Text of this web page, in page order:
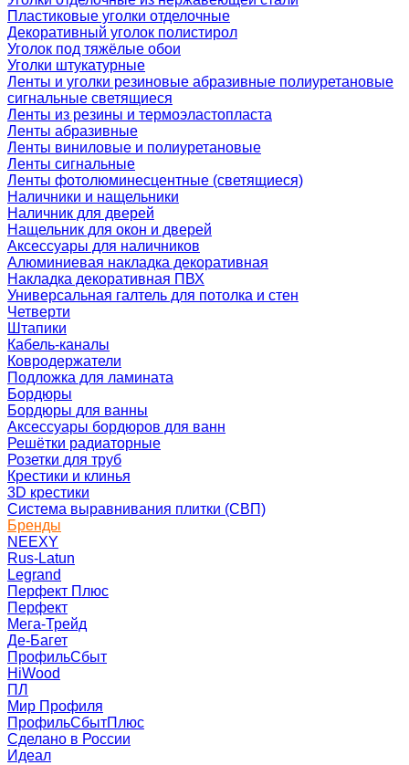
Пластиковые уголки отделочные
Декоративный уголок полистирол
Уголок под тяжёлые обои
Уголки штукатурные
Ленты и уголки резиновые абразивные полиуретановые
сигнальные светящиеся
Ленты из резины и термоэластопласта
Ленты абразивные
Ленты виниловые и полиуретановые
Ленты сигнальные
Ленты фотолюминесцентные (светящиеся)
Наличники и нащельники
Наличник для дверей
Нащельник для окон и дверей
Аксессуары для наличников
Алюминиевая накладка декоративная
Накладка декоративная ПВХ
Универсальная галтель для потолка и стен
Четверти
Штапики
Кабель-каналы
Ковродержатели
Подложка для ламината
Бордюры
Бордюры для ванны
Аксессуары бордюров для ванн
Решётки радиаторные
Розетки для труб
Крестики и клинья
3D крестики
Система выравнивания плитки (СВП)
Бренды
NEEXY
Rus-Latun
Legrand
Перфект Плюс
Перфект
Мега-Трейд
Де-Багет
ПрофильСбыт
HiWood
ПЛ
Мир Профиля
ПрофильСбытПлюс
Сделано в России
Идеал